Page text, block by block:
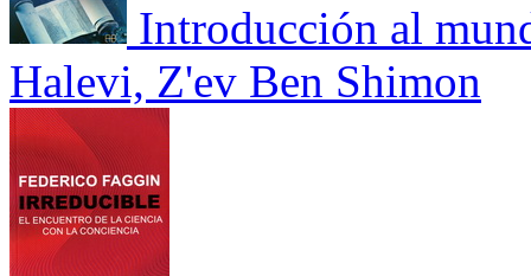
Introducción al
Halevi, Z'ev Ben Shimon